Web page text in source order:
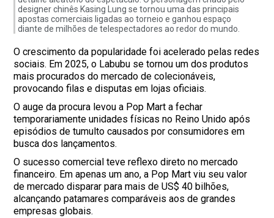
designer chinês Kasing Lung se tornou uma das principais
apostas comerciais ligadas ao torneio e ganhou espaço
diante de milhões de telespectadores ao redor do mundo.
O crescimento da popularidade foi acelerado pelas redes
sociais. Em 2025, o Labubu se tornou um dos produtos
mais procurados do mercado de colecionáveis,
provocando filas e disputas em lojas oficiais.
O auge da procura levou a Pop Mart a fechar
temporariamente unidades físicas no Reino Unido após
episódios de tumulto causados por consumidores em
busca dos lançamentos.
O sucesso comercial teve reflexo direto no mercado
financeiro. Em apenas um ano, a Pop Mart viu seu valor
de mercado disparar para mais de US$ 40 bilhões,
alcançando patamares comparáveis aos de grandes
empresas globais.